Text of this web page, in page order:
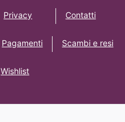
Privacy Contatti
Pagamenti Scambi e resi
Wishlist